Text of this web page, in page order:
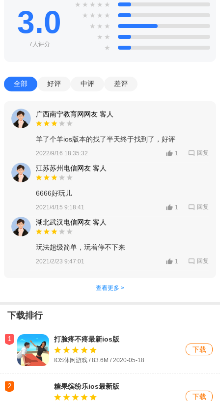
3.0
7人评分
★ ★ ★ ★ ★
★ ★ ★ ★
★ ★ ★
★ ★
★
全部 好评 中评 差评
广西南宁教育网网友 客人
羊了个羊ios版本的找了半天终于找到了，好评
2022/9/16 18:35:32 1 回复
江苏苏州电信网友 客人
6666好玩儿
2021/4/15 9:18:41 1 回复
湖北武汉电信网友 客人
玩法超级简单，玩着停不下来
2021/2/23 9:47:01 1 回复
查看更多 >
下载排行
1 打脸疼不疼最新ios版
IOS休闲游戏 / 83.6M / 2020-05-18
下载
2 糖果缤纷乐ios最新版
下载